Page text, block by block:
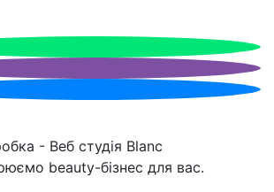
- Веб студія Blanc